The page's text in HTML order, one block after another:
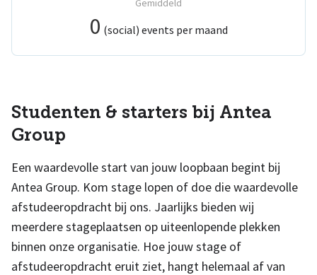
Gemiddeld
0 (social) events per maand
Studenten & starters bij Antea
Group
Een waardevolle start van jouw loopbaan begint bij
Antea Group. Kom stage lopen of doe die waardevolle
afstudeeropdracht bij ons. Jaarlijks bieden wij
meerdere stageplaatsen op uiteenlopende plekken
binnen onze organisatie. Hoe jouw stage of
afstudeeropdracht eruit ziet, hangt helemaal af van